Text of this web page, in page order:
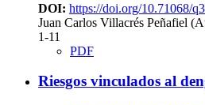
DOI: https://doi.org/10.71068/
Juan Carlos Villacrés Peñafiel
1-11
PDF
Riesgos vinculados al